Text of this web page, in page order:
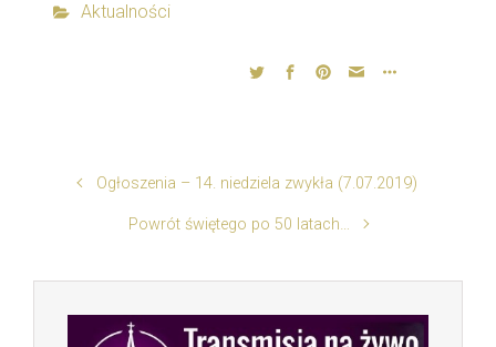
Aktualności
Ogłoszenia – 14. niedziela zwykła (7.07.2019)
Powrót świętego po 50 latach…